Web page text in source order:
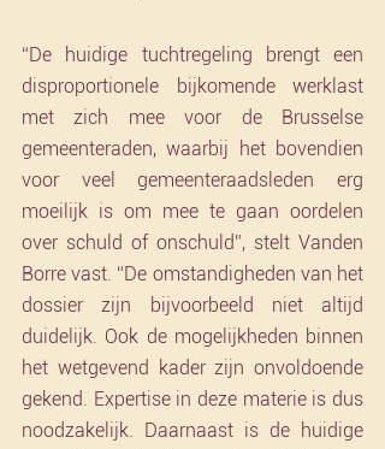
“De huidige tuchtregeling brengt een
disproportionele bijkomende werklast
met zich mee voor de Brusselse
gemeenteraden, waarbij het bovendien
voor veel gemeenteraadsleden erg
moeilijk is om mee te gaan oordelen
over schuld of onschuld”, stelt Vanden
Borre vast. “De omstandigheden van het
dossier zijn bijvoorbeeld niet altijd
duidelijk. Ook de mogelijkheden binnen
het wetgevend kader zijn onvoldoende
gekend. Expertise in deze materie is dus
noodzakelijk. Daarnaast is de huidige